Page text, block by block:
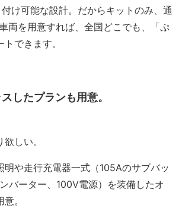
け可能な設計。だからキットのみ、通
両を用意すれば、全国どこでも、「ぷ
できます。
したプランも用意。
しい。
明や走行充電器一式（105Aのサブバッ
バーター、100V電源）を装備したオ
。